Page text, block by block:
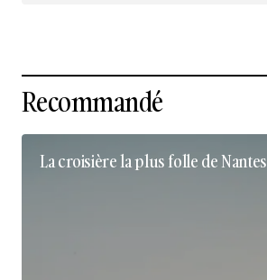
Recommandé
La croisière la plus folle de Nantes